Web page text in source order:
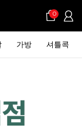
0
가방 셔틀콕